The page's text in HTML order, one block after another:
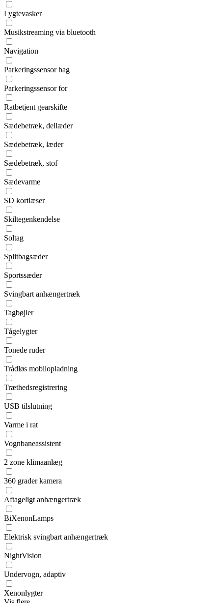
Lygtevasker
Musikstreaming via bluetooth
Navigation
Parkeringssensor bag
Parkeringssensor for
Ratbetjent gearskifte
Sædebetræk, dellæder
Sædebetræk, læder
Sædebetræk, stof
Sædevarme
SD kortlæser
Skiltegenkendelse
Soltag
Splitbagsæder
Sportssæder
Svingbart anhængertræk
Tagbøjler
Tågelygter
Tonede ruder
Trådløs mobilopladning
Træthedsregistrering
USB tilslutning
Varme i rat
Vognbaneassistent
2 zone klimaanlæg
360 grader kamera
Aftageligt anhængertræk
BiXenonLamps
Elektrisk svingbart anhængertræk
NightVision
Undervogn, adaptiv
Xenonlygter